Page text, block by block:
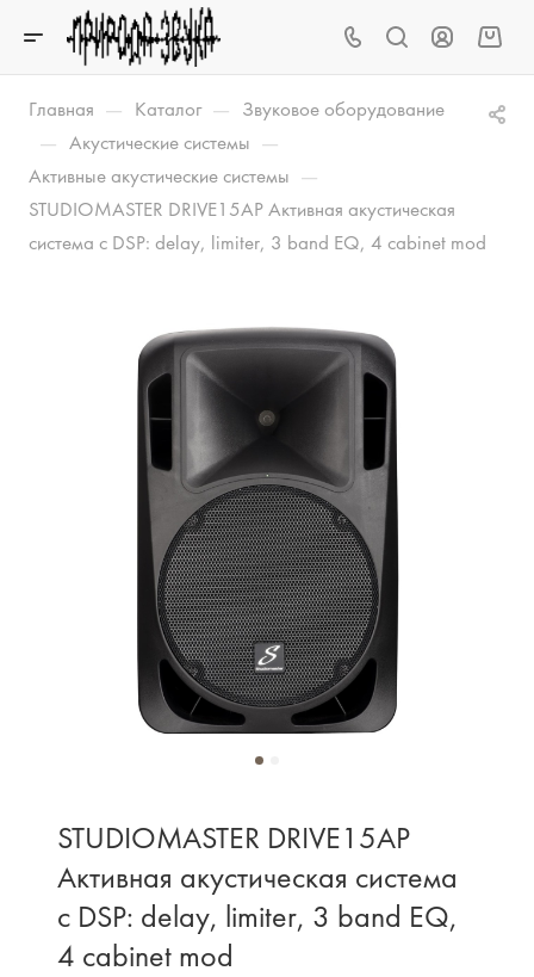
Главная — Каталог — Звуковое оборудование
— Акустические системы —
Активные акустические системы —
STUDIOMASTER DRIVE15AP Активная акустическая
система с DSP: delay, limiter, 3 band EQ, 4 cabinet mod
STUDIOMASTER DRIVE15AP
Активная акустическая система
с DSP: delay, limiter, 3 band EQ,
4 cabinet mod